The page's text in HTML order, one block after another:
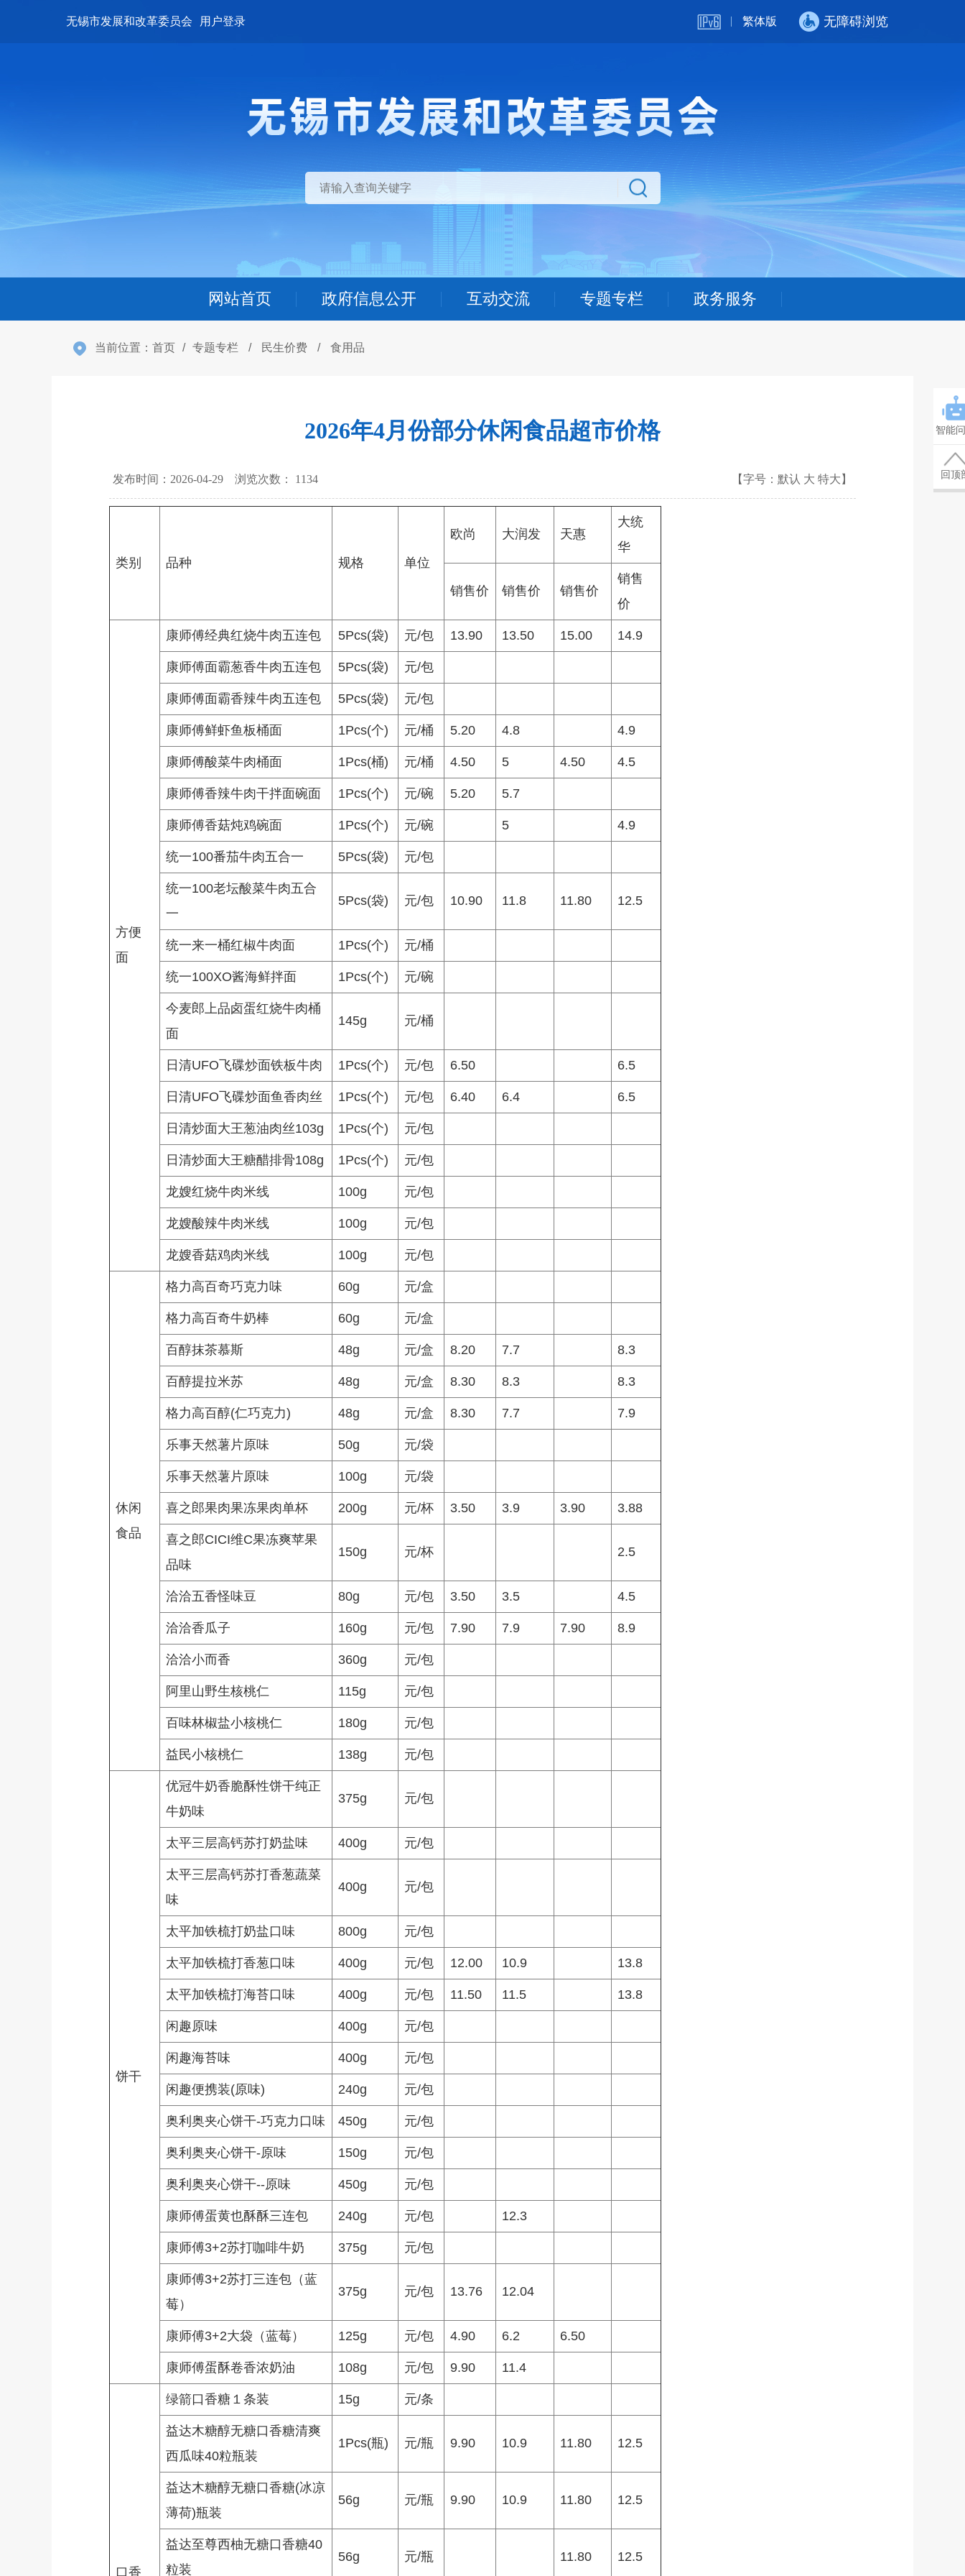
无锡市发展和改革委员会 用户登录 繁体版 无障碍浏览
网站首页 政府信息公开 互动交流 专题专栏 政务服务
当前位置： 首页 / 专题专栏 / 民生价费 / 食用品
2026年4月份部分休闲食品超市价格
发布时间：2026-04-29 浏览次数： 1134 【字号： 默认 大 特大 】
类别 品种 规格 单位
欧尚 大润发 天惠
大统
华
销售价 销售价 销售价
销售
价
方便
面
康师傅经典红烧牛肉五连包 5Pcs(袋) 元/包 13.90 13.50 15.00 14.9
康师傅面霸葱香牛肉五连包 5Pcs(袋) 元/包
康师傅面霸香辣牛肉五连包 5Pcs(袋) 元/包
康师傅鲜虾鱼板桶面 1Pcs(个) 元/桶 5.20 4.8 4.9
康师傅酸菜牛肉桶面 1Pcs(桶) 元/桶 4.50 5 4.50 4.5
康师傅香辣牛肉干拌面碗面 1Pcs(个) 元/碗 5.20 5.7
康师傅香菇炖鸡碗面 1Pcs(个) 元/碗 5 4.9
统一100番茄牛肉五合一 5Pcs(袋) 元/包
统一100老坛酸菜牛肉五合
一
5Pcs(袋) 元/包 10.90 11.8 11.80 12.5
统一来一桶红椒牛肉面 1Pcs(个) 元/桶
统一100XO酱海鲜拌面 1Pcs(个) 元/碗
今麦郎上品卤蛋红烧牛肉桶
面
145g 元/桶
日清UFO飞碟炒面铁板牛肉 1Pcs(个) 元/包 6.50 6.5
日清UFO飞碟炒面鱼香肉丝 1Pcs(个) 元/包 6.40 6.4 6.5
日清炒面大王葱油肉丝103g 1Pcs(个) 元/包
日清炒面大王糖醋排骨108g 1Pcs(个) 元/包
龙嫂红烧牛肉米线 100g 元/包
龙嫂酸辣牛肉米线 100g 元/包
龙嫂香菇鸡肉米线 100g 元/包
休闲
食品
格力高百奇巧克力味 60g 元/盒
格力高百奇牛奶棒 60g 元/盒
百醇抹茶慕斯 48g 元/盒 8.20 7.7 8.3
百醇提拉米苏 48g 元/盒 8.30 8.3 8.3
格力高百醇(仁巧克力) 48g 元/盒 8.30 7.7 7.9
乐事天然薯片原味 50g 元/袋
乐事天然薯片原味 100g 元/袋
喜之郎果肉果冻果肉单杯 200g 元/杯 3.50 3.9 3.90 3.88
喜之郎CICI维C果冻爽苹果
品味
150g 元/杯 2.5
洽洽五香怪味豆 80g 元/包 3.50 3.5 4.5
洽洽香瓜子 160g 元/包 7.90 7.9 7.90 8.9
洽洽小而香 360g 元/包
阿里山野生核桃仁 115g 元/包
百味林椒盐小核桃仁 180g 元/包
益民小核桃仁 138g 元/包
饼干
优冠牛奶香脆酥性饼干纯正
牛奶味
375g 元/包
太平三层高钙苏打奶盐味 400g 元/包
太平三层高钙苏打香葱蔬菜
味
400g 元/包
太平加铁梳打奶盐口味 800g 元/包
太平加铁梳打香葱口味 400g 元/包 12.00 10.9 13.8
太平加铁梳打海苔口味 400g 元/包 11.50 11.5 13.8
闲趣原味 400g 元/包
闲趣海苔味 400g 元/包
闲趣便携装(原味) 240g 元/包
奥利奥夹心饼干-巧克力口味 450g 元/包
奥利奥夹心饼干-原味 150g 元/包
奥利奥夹心饼干--原味 450g 元/包
康师傅蛋黄也酥酥三连包 240g 元/包 12.3
康师傅3+2苏打咖啡牛奶 375g 元/包
康师傅3+2苏打三连包（蓝
莓）
375g 元/包 13.76 12.04
康师傅3+2大袋（蓝莓） 125g 元/包 4.90 6.2 6.50
康师傅蛋酥卷香浓奶油 108g 元/包 9.90 11.4
口香
绿箭口香糖１条装 15g 元/条
益达木糖醇无糖口香糖清爽
西瓜味40粒瓶装
1Pcs(瓶) 元/瓶 9.90 10.9 11.80 12.5
益达木糖醇无糖口香糖(冰凉
薄荷)瓶装
56g 元/瓶 9.90 10.9 11.80 12.5
益达至尊西柚无糖口香糖40
粒装
56g 元/瓶 11.80 12.5
智能
回顶